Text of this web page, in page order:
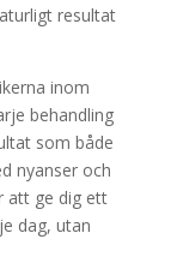
resultat
inom
behandling
som både
nyanser och
att ge dig ett
dag, utan